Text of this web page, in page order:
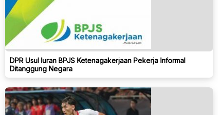
DPR Usul Iuran BPJS Ketenagakerjaan Pekerja Informal
Ditanggung Negara